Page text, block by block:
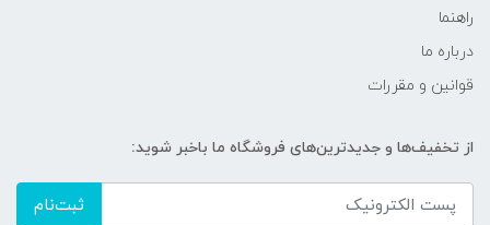
راهنما
درباره ما
قوانین و مقررات
از تخفیف‌ها و جدیدترین‌های فروشگاه ما باخبر شوید:
ثبت‌نام